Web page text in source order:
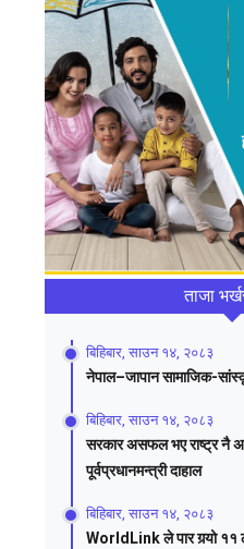
ताजा
बिहिबार, साउन १४, २०८३
नेपाल–जापान सामाजिक-
बिहिबार, साउन १४, २०८३
सरकार असफल भए राष्ट्र नै
पूर्वप्रधानमन्त्री दाहाल
बिहिबार, साउन १४, २०८३
WorldLink ले पार गर्‍यो ११